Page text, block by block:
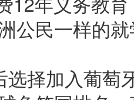
公民一样的
选择加入葡萄